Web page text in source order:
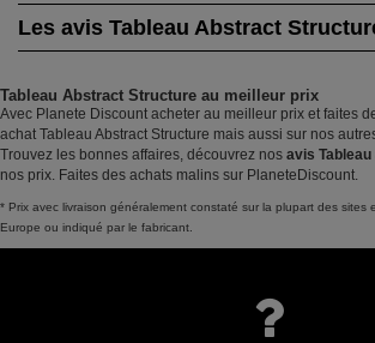
Les avis Tableau Abstract
Tableau Abstract Structure au meilleur prix
Avec Planete Discount acheter au meilleur prix et faites
achat Tableau Abstract Structure mais aussi sur nos
Trouvez les bonnes affaires, découvrez nos avis
nos prix. Faites des achats malins sur PlaneteDiscount.
* Prix avec livraison généralement constaté sur la plupart des sites
Europe ou indiqué par le fabricant.